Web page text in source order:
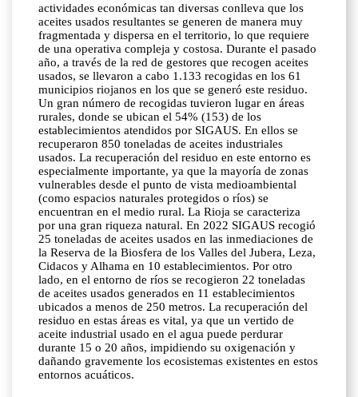
actividades económicas tan diversas conlleva que los
aceites usados resultantes se generen de manera muy
fragmentada y dispersa en el territorio, lo que requiere
de una operativa compleja y costosa. Durante el pasado
año, a través de la red de gestores que recogen aceites
usados, se llevaron a cabo 1.133 recogidas en los 61
municipios riojanos en los que se generó este residuo.
Un gran número de recogidas tuvieron lugar en áreas
rurales, donde se ubican el 54% (153) de los
establecimientos atendidos por SIGAUS. En ellos se
recuperaron 850 toneladas de aceites industriales
usados. La recuperación del residuo en este entorno es
especialmente importante, ya que la mayoría de zonas
vulnerables desde el punto de vista medioambiental
(como espacios naturales protegidos o ríos) se
encuentran en el medio rural. La Rioja se caracteriza
por una gran riqueza natural. En 2022 SIGAUS recogió
25 toneladas de aceites usados en las inmediaciones de
la Reserva de la Biosfera de los Valles del Jubera, Leza,
Cidacos y Alhama en 10 establecimientos. Por otro
lado, en el entorno de ríos se recogieron 22 toneladas
de aceites usados generados en 11 establecimientos
ubicados a menos de 250 metros. La recuperación del
residuo en estas áreas es vital, ya que un vertido de
aceite industrial usado en el agua puede perdurar
durante 15 o 20 años, impidiendo su oxigenación y
dañando gravemente los ecosistemas existentes en estos
entornos acuáticos.